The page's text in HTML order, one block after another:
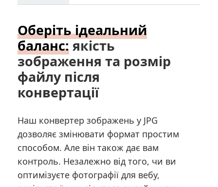
Оберіть ідеальний
баланс:якість
зображення та розмір
файлу після
конвертації
Наш конвертер зображень у JPG
дозволяє змінювати формат простим
способом. Але він також дає вам
контроль. Незалежно від того, чи ви
оптимізуєте фотографії для вебу,